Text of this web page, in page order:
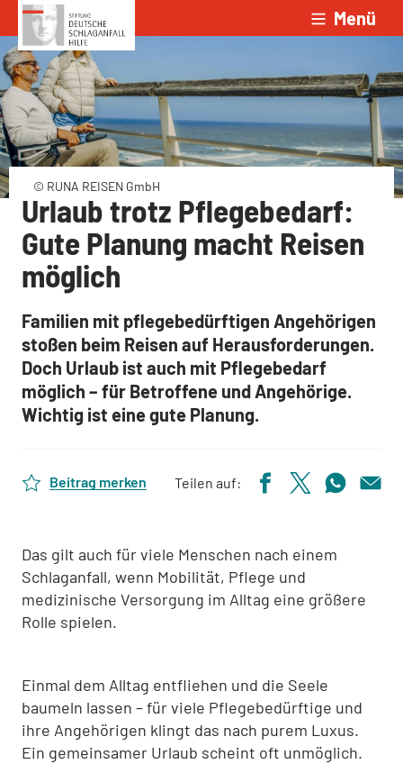
Zum Inhalt springen Menü
© RUNA REISEN GmbH
Urlaub trotz Pflegebedarf:
Gute Planung macht Reisen
möglich
Familien mit pflegebedürftigen Angehörigen
stoßen beim Reisen auf Herausforderungen.
Doch Urlaub ist auch mit Pflegebedarf
möglich – für Betroffene und Angehörige.
Wichtig ist eine gute Planung.
Beitrag merken Teilen auf:
Das gilt auch für viele Menschen nach einem
Schlaganfall, wenn Mobilität, Pflege und
medizinische Versorgung im Alltag eine größere
Rolle spielen.
Einmal dem Alltag entfliehen und die Seele
baumeln lassen – für viele Pflegebedürftige und
ihre Angehörigen klingt das nach purem Luxus.
Ein gemeinsamer Urlaub scheint oft unmöglich.